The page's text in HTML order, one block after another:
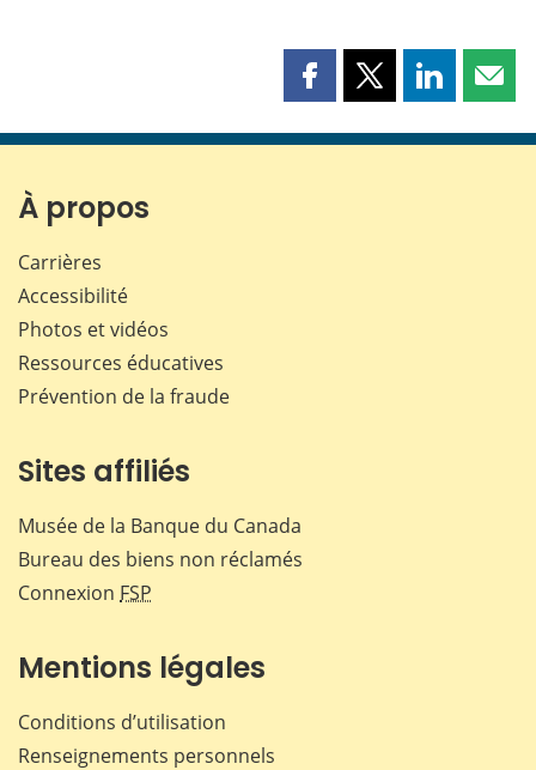
Partager
page
Partager
page
Partager
page page
À propos
Carrières
Accessibilité
Photos et vidéos
Ressources éducatives
Prévention de la fraude
Sites affiliés
Musée de la Banque du Canada
Bureau des biens non réclamés
Connexion FSP
Mentions légales
Conditions d’utilisation
Renseignements personnels